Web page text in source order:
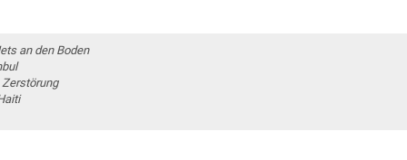
an den Boden